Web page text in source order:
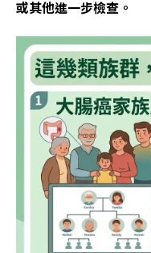
或其他進一步檢查。